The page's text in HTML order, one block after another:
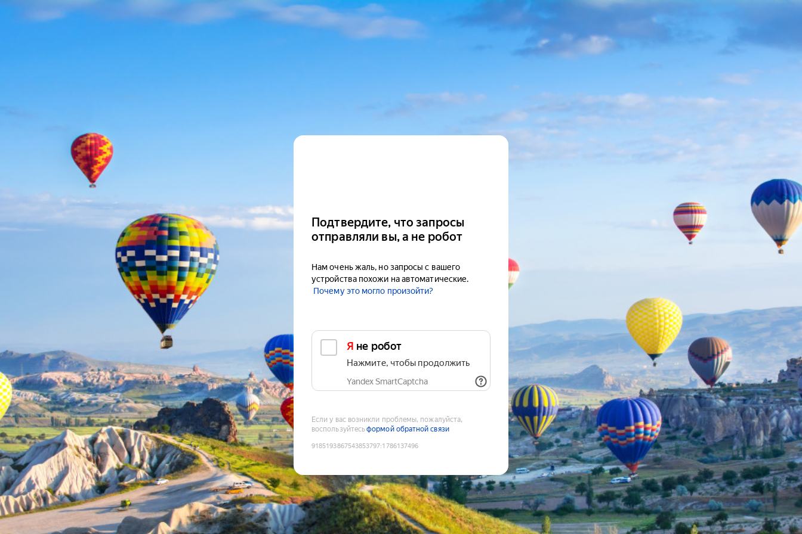
Подтвердите, что запросы
отправляли вы, а не робот
Нам очень жаль, но запросы с вашего
устройства похожи на автоматические.
Почему это могло произойти?
Я не робот
Нажмите, чтобы продолжить
Yandex SmartCaptcha
Если у вас возникли проблемы, пожалуйста,
воспользуйтесьформой обратной связи
9185193867543853797:1786137496